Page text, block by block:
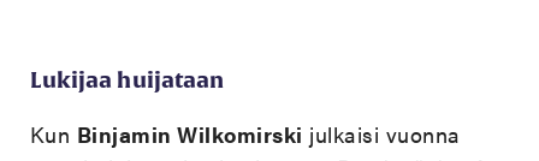
Lukijaa huijataan
Kun Binjamin Wilkomirski julkaisi vuonna